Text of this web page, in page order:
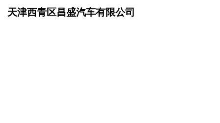
天津西青区昌盛汽车有限公司